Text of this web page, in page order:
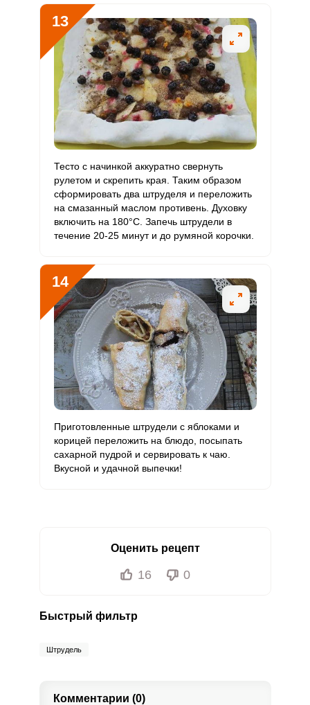
13
Тесто с начинкой аккуратно свернуть
рулетом и скрепить края. Таким образом
сформировать два штруделя и переложить
на смазанный маслом противень. Духовку
включить на 180°С. Запечь штрудели в
течение 20-25 минут и до румяной корочки.
14
Приготовленные штрудели с яблоками и
корицей переложить на блюдо, посыпать
сахарной пудрой и сервировать к чаю.
Вкусной и удачной выпечки!
Оценить рецепт
16 0
Быстрый фильтр
Штрудель
Комментарии (0)